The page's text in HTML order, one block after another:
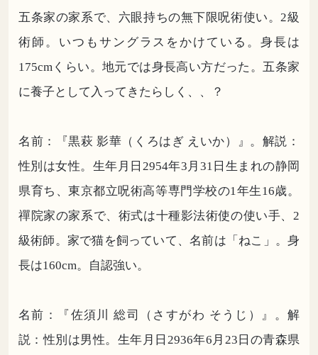
五条家の家系で、六眼持ちの無下限呪術使い。2級
術師。いつもサングラスをかけている。身長は
175cmくらい。地元では身長高い方だった。五条家
に養子として入ってきたらしく、、？
名前：『黒萩 影華（くろはぎ えいか）』。解説：
性別は女性。生年月日2954年3月31日生まれの静岡
県育ち、東京都立呪術高等専門学校の1年生16歳。
禪院家の家系で、術式は十種影法術使の使い手、2
級術師。家で猫を飼っていて、名前は「ねこ」。身
長は160cm。自認強い。
名前：『佐須川 総司（さすがわ そうじ）』。解
説：性別は男性。生年月日2936年6月23日の青森県